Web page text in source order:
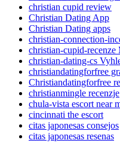
christian cupid review
Christian Dating App
Christian Dating apps
christian-connection-
christian-cupid-
christian-dating-cs
christiandatingforfree
Christiandatingforfree
christianmingle recenzje
chula-vista escort near
cincinnati the escort
citas japonesas consejos
citas japonesas resenas